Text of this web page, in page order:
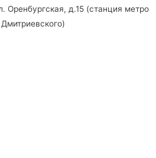
Оренбургская, д.15 (станция метро